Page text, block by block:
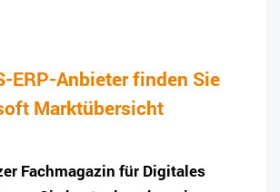
ERP-Anbieter finden Sie
Marktübersicht
Fachmagazin für Digitales